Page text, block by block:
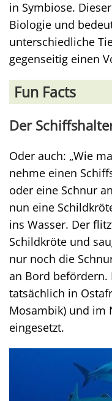
in Symbiose.
Biologie und
unterschiedliche
gegenseitig einen
Fun Facts
Der
Oder auch: „Wie
nehme einen
oder eine Schnur
nun eine
ins Wasser. Der
Schildkröte und
nur noch die
an Bord befördern.
tatsächlich in
Mosambik) und im
eingesetzt.